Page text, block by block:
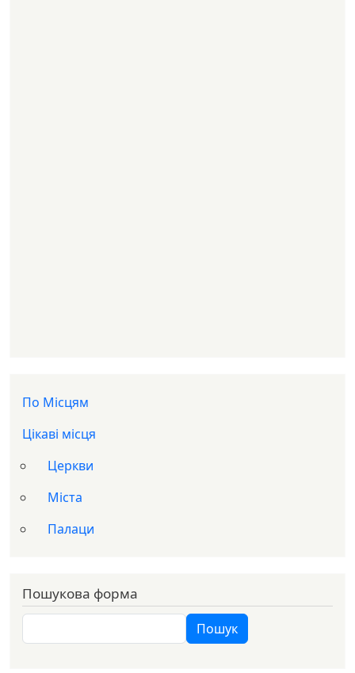
Доп меню
По Місцям
Цікаві місця
Церкви
Міста
Палаци
Пошукова форма
Пошук Пошук